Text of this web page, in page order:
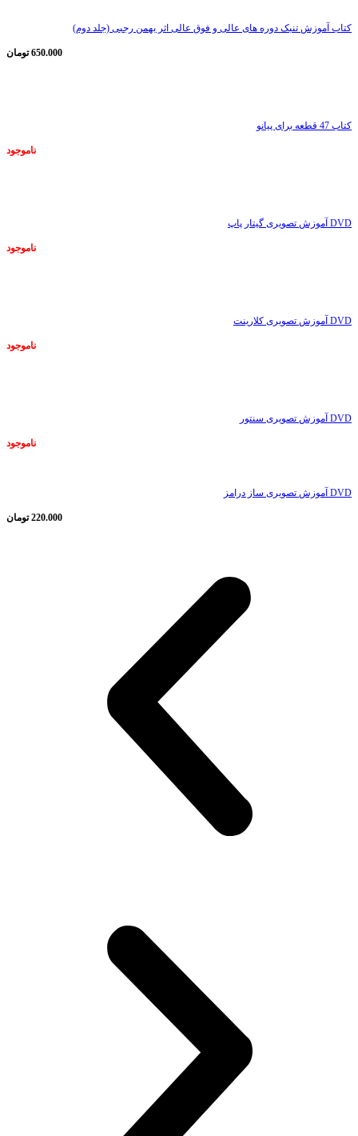
کتاب آموزش تنبک دوره های عالی و فوق عالی اثر بهمن رجبی (جلد دوم)
650.000 تومان
کتاب 47 قطعه برای پیانو
ناموجود
DVD آموزش تصویری گیتار پاپ
ناموجود
DVD آموزش تصویری کلارینت
ناموجود
DVD آموزش تصویری سنتور
ناموجود
DVD آموزش تصویری ساز درامز
220.000 تومان